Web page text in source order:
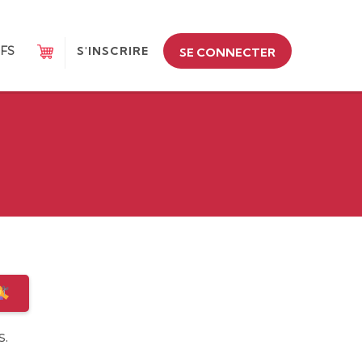
S'INSCRIRE SE CONNECTER